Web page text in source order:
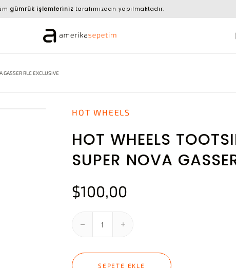
gümrük işlemleriniz tarafımızdan yapılmaktadır.
RLC EXCLUSIVE
HOT WHEELS
HOT WHEELS
SUPER NOVA
$100,00
SEPETE EKLE